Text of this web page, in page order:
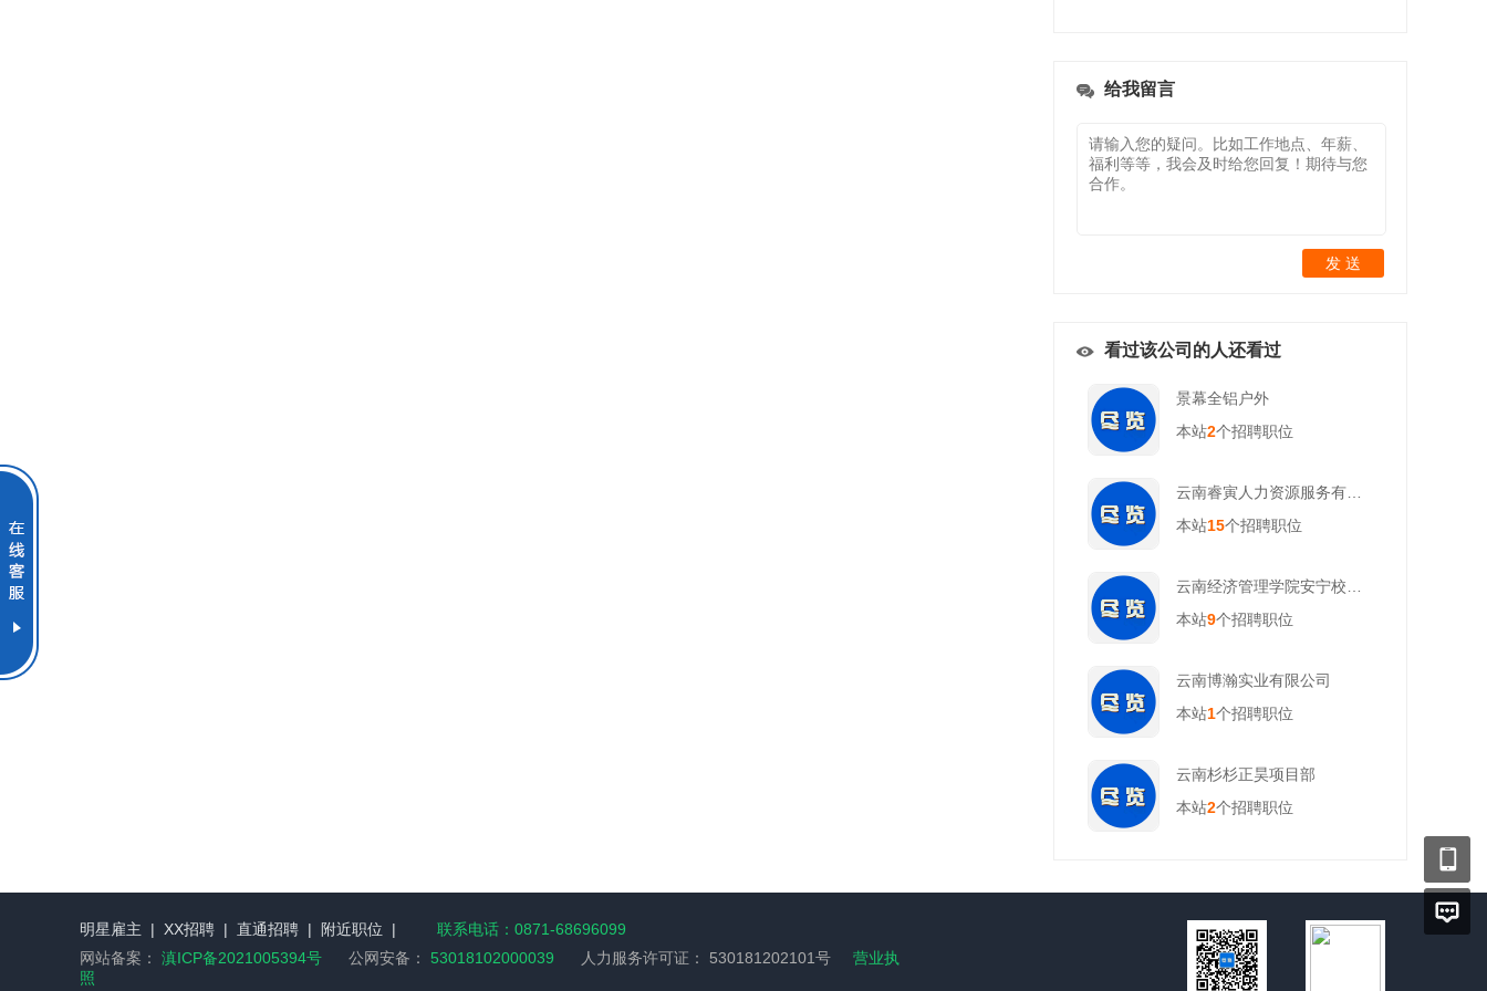
给我留言
发 送
看过该公司的人还看过
景幕全铝户外
本站2个招聘职位
本站15个招聘职位
本站9个招聘职位
云南博瀚实业有限公司
本站1个招聘职位
云南杉杉正昊项目部
本站2个招聘职位
明星雇主 | XX招聘 | 直通招聘 | 附近职位 |
联系电话：0871-68696099
网站备案： 滇ICP备2021005394号 公网安备： 53018102000039 人力服务许可证： 530181202101号
营业执
照